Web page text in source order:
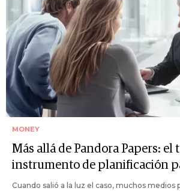
MONEY
Más allá de Pandora Papers: el
instrumento de planificación
Cuando salió a la luz el caso, muchos medios